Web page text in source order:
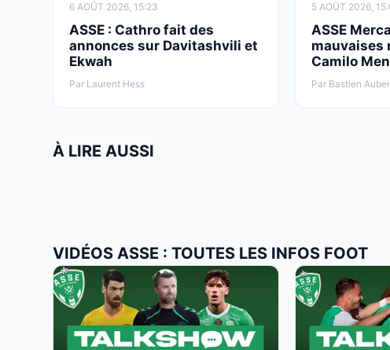
6 AOÛT 2026, 15:23
ASSE : Cathro fait des
annonces sur Davitashvili et
Ekwah
Par Laurent Hess
5 AOÛT 2026,
ASSE
mauvaises
Camilo
Par Bastien
À LIRE AUSSI
VIDÉOS ASSE : TOUTES LES INFOS FOOT